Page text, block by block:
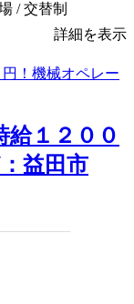
/ 交替制
詳細を表示
１２００
益田市